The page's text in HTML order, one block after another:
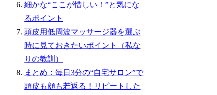
細かな“ここが惜しい！”と気にな
るポイント
頭皮用低周波マッサージ器を選ぶ
時に見ておきたいポイント（私な
りの教訓）
まとめ：毎日3分の“自宅サロン”で
頭皮も顔も若返る！リピートした